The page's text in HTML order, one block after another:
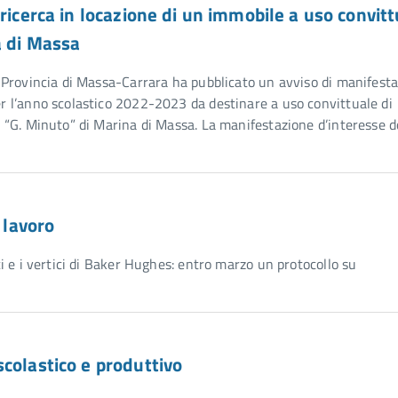
in locazione di un immobile a uso
Massa
di Massa-Carrara ha pubblicato un avviso di
scolastico 2022-2023 da destinare a uso convittuale di
Minuto” di Marina di Massa. La manifestazione d’interesse
i vertici di Baker Hughes: entro marzo un protocollo su
e produttivo